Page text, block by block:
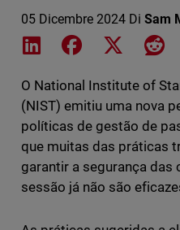
05 Dicembre 2024 Di Sam
Share on LinkedIn
Share onShare on X
O National Institute of
(NIST) emitiu uma nova
políticas de gestão de
que muitas das práticas
garantir a segurança das
sessão já não são